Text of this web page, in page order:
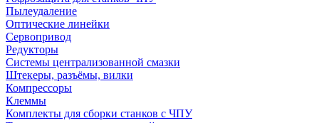
Пылеудаление
Оптические линейки
Сервопривод
Редукторы
Системы централизованной смазки
Штекеры, разъёмы, вилки
Компрессоры
Клеммы
Комплекты для сборки станков с ЧПУ